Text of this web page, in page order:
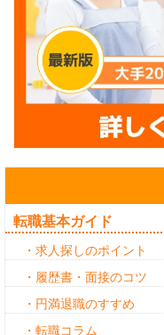
転職基本ガイド
・求人探しのポイント
・履歴書・面接のコツ
・円満退職のすすめ
・転職コラム